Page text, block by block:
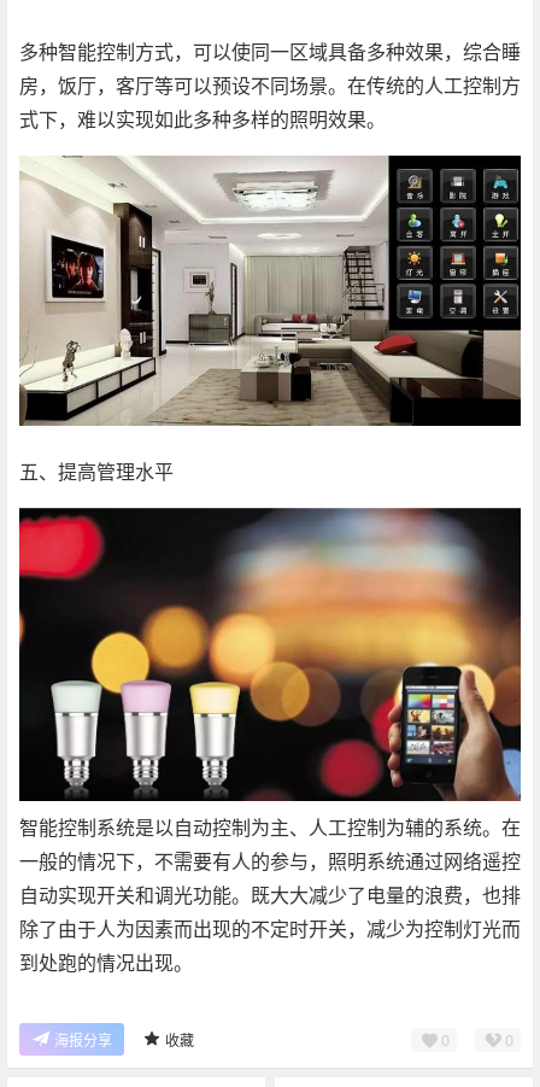
多种智能控制方式，可以使同一区域具备多种效果，综合睡
房，饭厅，客厅等可以预设不同场景。在传统的人工控制方
式下，难以实现如此多种多样的照明效果。
五、提高管理水平
智能控制系统是以自动控制为主、人工控制为辅的系统。在
一般的情况下，不需要有人的参与，照明系统通过网络遥控
自动实现开关和调光功能。既大大减少了电量的浪费，也排
除了由于人为因素而出现的不定时开关，减少为控制灯光而
到处跑的情况出现。
海报分享 收藏 0 0